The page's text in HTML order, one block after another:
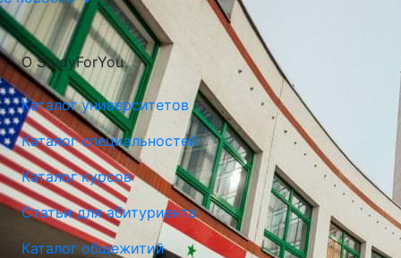
О StudyForYou
Каталог университетов
Каталог специальностей
Каталог курсов
Статьи для абитуриента
Каталог общежитий